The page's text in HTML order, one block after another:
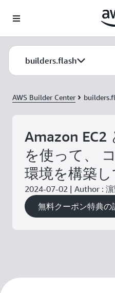
builders.flash
AWS Builder Center
Amazon EC2
を使って、
環境を構築
2024-07-02 | Author :
無料クーポン特典の